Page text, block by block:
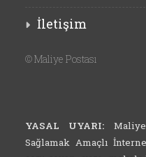
İletişim
©Maliye Postası
YASAL UYARI:
Sağlamak Amaçlı